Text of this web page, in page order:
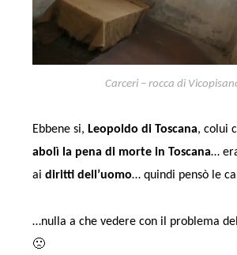
Carceri – rocca di
Ebbene si, Leopoldo di Toscana, colui
abolì la pena di morte in Toscana…
ai diritti dell’uomo… quindi pensò le
…nulla a che vedere con il problema
🙁